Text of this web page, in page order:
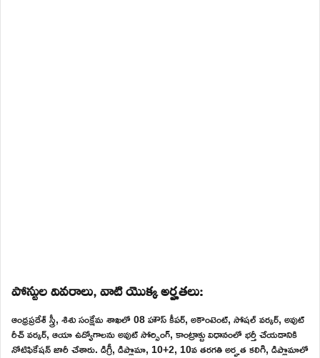
పోస్టుల వివరాలు, వాటి యొక్క అర్హతలు:
ఆంధ్రప్రదేశ్ స్త్రీ, శిశు సంక్షేమ శాఖలో 08 హౌస్ కీపర్, అకౌంటెంట్, సోషల్ వర్కర్, అవుట్
రీచ్ వర్కర్, ఆయా ఉద్యోగాలను అవుట్ సోర్సింగ్, కాంట్రాక్టు విధానంలో భర్తీ చేయడానికి
నోటిఫికేషన్ జారీ చేశారు. డిగ్రీ, డిప్లొమా, 10+2, 10వ తరగతి అర్హత కలిగి, డిప్లొమాలో